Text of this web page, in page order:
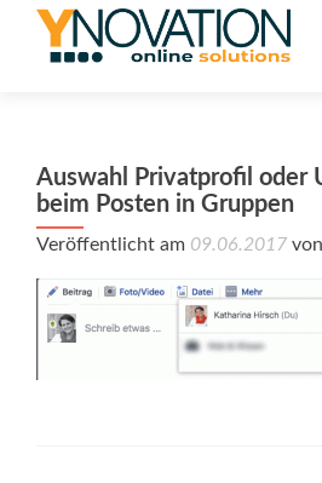
Auswahl Privatprofil oder
beim Posten in Gruppen
Veröffentlicht am 09.06.2017 von